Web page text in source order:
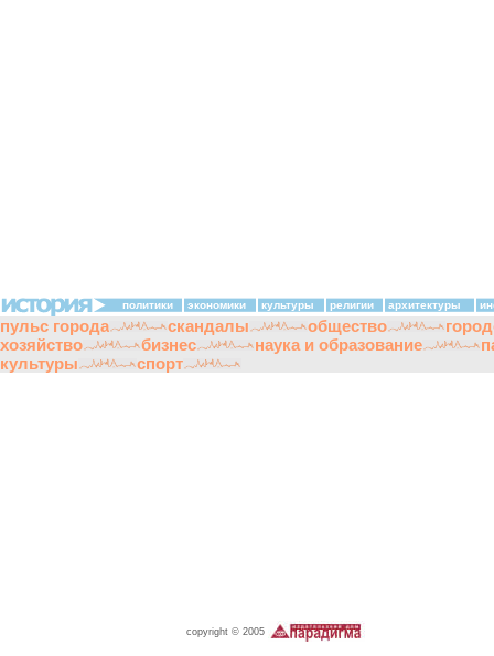
политики экономики культуры религии архитектуры
пульс города скандалы общество
хозяйство
бизнес наука и образование
культуры
спорт
copyright © 2005